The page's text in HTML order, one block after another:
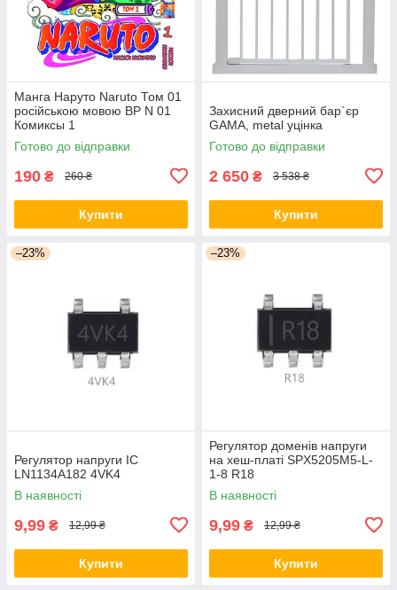
Манга Наруто Naruto Том 01
російською мовою ВР N 01
Комиксы 1
Готово до відправки
190 ₴ 260 ₴
Купити
Захисний дверний бар`єр
GAMA, metal уцінка
Готово до відправки
2 650 ₴ 3 538 ₴
Купити
–23%
Регулятор напруги ІС
LN1134A182 4VK4
В наявності
9,99 ₴ 12,99 ₴
Купити
–23%
Регулятор доменів напруги
на хеш-платі SPX5205M5-L-
1-8 R18
В наявності
9,99 ₴ 12,99 ₴
Купити